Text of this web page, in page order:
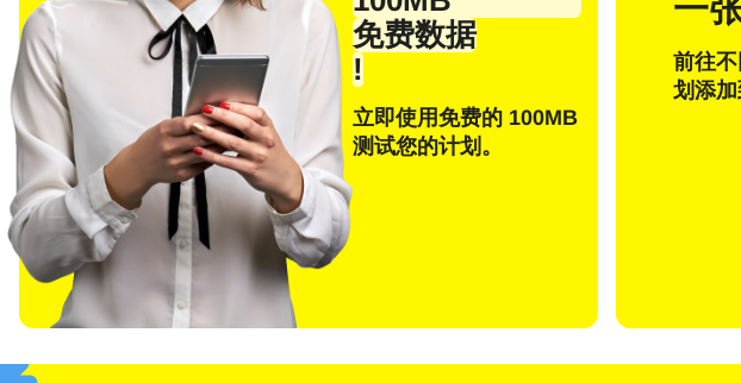
免费数据
!
立即使用免费的 100MB
测试您的计划。
一
前往
划添
选择语言：
我有一个账户
使